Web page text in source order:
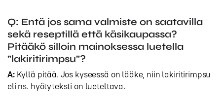
Q: Entä jos sama valmiste on saatavilla
sekä reseptillä että käsikaupassa?
Pitääkö silloin mainoksessa luetella
”lakiritirimpsu”?
A: Kyllä pitää. Jos kyseessä on lääke, niin lakiritirimpsu
eli ns. hyötyteksti on lueteltava.